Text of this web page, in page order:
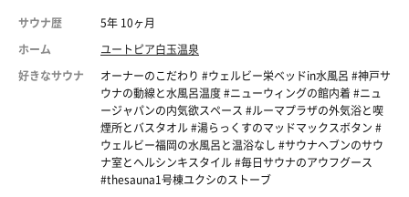
サウナ歴
5年 10ヶ月
ホーム
ユートピア白玉温泉
好きなサウナ
オーナーのこだわり #ウェルビー栄ベッドin水風呂 #神戸サ
ウナの動線と水風呂温度 #ニューウィングの館内着 #ニュ
ージャパンの内気欲スペース #ルーマプラザの外気浴と喫
煙所とバスタオル #湯らっくすのマッドマックスボタン #
ウェルビー福岡の水風呂と温浴なし #サウナヘブンのサウ
ナ室とヘルシンキスタイル #毎日サウナのアウフグース
#thesauna1号棟ユクシのストーブ